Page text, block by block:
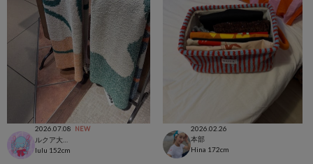
2026.07.08 NEW
lulu 152cm
2026.02.26
本部
Hina 172cm